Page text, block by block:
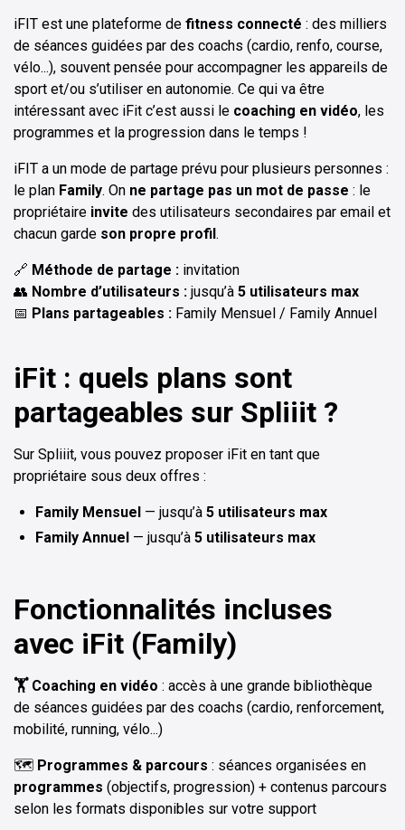
iFIT est une plateforme de fitness connecté : des milliers
de séances guidées par des coachs (cardio, renfo, course,
vélo...), souvent pensée pour accompagner les appareils de
sport et/ou s’utiliser en autonomie. Ce qui va être
intéressant avec iFit c’est aussi le coaching en vidéo, les
programmes et la progression dans le temps !
iFIT a un mode de partage prévu pour plusieurs personnes :
le plan Family. On ne partage pas un mot de passe : le
propriétaire invite des utilisateurs secondaires par email et
chacun garde son propre profil.
🔗 Méthode de partage : invitation
👥 Nombre d’utilisateurs : jusqu’à 5 utilisateurs max
📅 Plans partageables : Family Mensuel / Family Annuel
iFit : quels plans sont
partageables sur Spliiit ?
Sur Spliiit, vous pouvez proposer iFit en tant que
propriétaire sous deux offres :
Family Mensuel — jusqu’à 5 utilisateurs max
Family Annuel — jusqu’à 5 utilisateurs max
Fonctionnalités incluses
avec iFit (Family)
🏋️ Coaching en vidéo : accès à une grande bibliothèque
de séances guidées par des coachs (cardio, renforcement,
mobilité, running, vélo...)
🗺️ Programmes & parcours : séances organisées en
programmes (objectifs, progression) + contenus parcours
selon les formats disponibles sur votre support